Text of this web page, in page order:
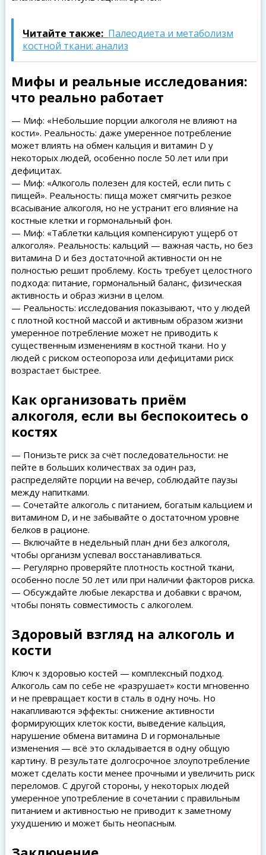
Читайте также: Палеодиета и метаболизм
костной ткани: анализ
Мифы и реальные исследования:
что реально работает
— Миф: «Небольшие порции алкоголя не влияют на
кости». Реальность: даже умеренное потребление
может влиять на обмен кальция и витамин D у
некоторых людей, особенно после 50 лет или при
дефицитах.
— Миф: «Алкоголь полезен для костей, если пить с
пищей». Реальность: пища может смягчить резкое
всасывание алкоголя, но не устранит его влияние на
костные клетки и гормональный фон.
— Миф: «Таблетки кальция компенсируют ущерб от
алкоголя». Реальность: кальций — важная часть, но без
витамина D и без достаточной активности он не
полностью решит проблему. Кость требует целостного
подхода: питание, гормональный баланс, физическая
активность и образ жизни в целом.
— Реальность: исследования показывают, что у людей
с плотной костной массой и активным образом жизни
умеренное потребление может не приводить к
существенным изменениям в костной ткани. Но у
людей с риском остеопороза или дефицитами риск
возрастает быстрее.
Как организовать приём
алкоголя, если вы беспокоитесь о
костях
— Понизьте риск за счёт последовательности: не
пейте в больших количествах за один раз,
распределяйте порции на вечер, соблюдайте паузы
между напитками.
— Сочетайте алкоголь с питанием, богатым кальцием и
витамином D, и не забывайте о достаточном уровне
белков в рационе.
— Включайте в недельный план дни без алкоголя,
чтобы организм успевал восстанавливаться.
— Регулярно проверяйте плотность костной ткани,
особенно после 50 лет или при наличии факторов риска.
— Обсуждайте любые лекарства и добавки с врачом,
чтобы понять совместимость с алкоголем.
Здоровый взгляд на алкоголь и
кости
Ключ к здоровью костей — комплексный подход.
Алкоголь сам по себе не «разрушает» кости мгновенно
и не превращает кости в сталь в одну ночь. Но
накапливаются эффекты: снижение активности
формирующих клеток кости, выведение кальция,
нарушение обмена витамина D и гормональные
изменения — всё это складывается в одну общую
картину. В результате долгосрочное злоупотребление
может сделать кости менее прочными и увеличить риск
переломов. С другой стороны, у некоторых людей
умеренное употребление в сочетании с правильным
питанием и активностью не приводит к заметному
ухудшению и может быть неопасным.